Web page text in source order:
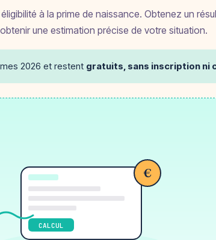
à la prime de naissance. Obtenez un
une estimation précise de votre situation.
2026 et restent gratuits, sans inscription ni
CALCUL
€